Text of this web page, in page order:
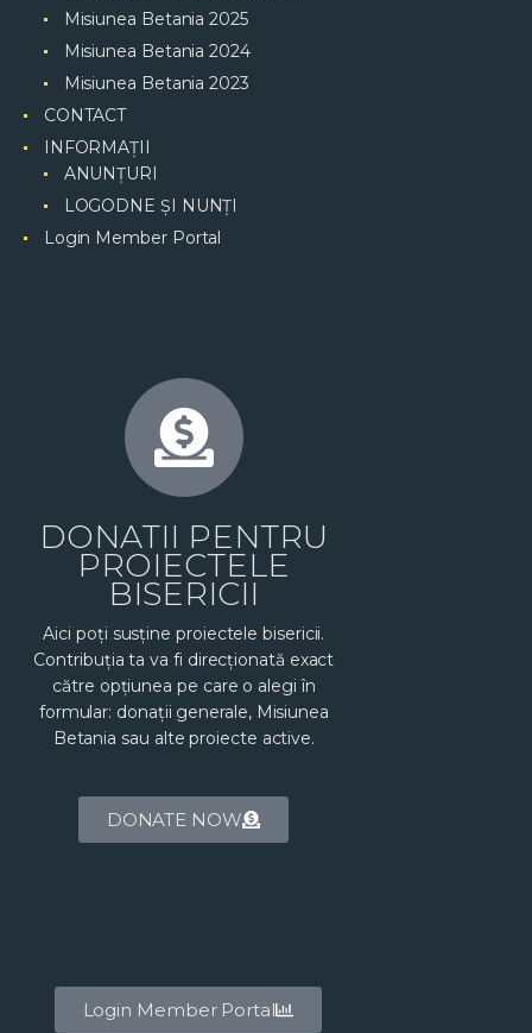
Misiunea Betania 2025
Misiunea Betania 2024
Misiunea Betania 2023
CONTACT
INFORMAȚII
ANUNȚURI
LOGODNE ȘI NUNȚI
Login Member Portal
DONATII PENTRU
PROIECTELE
BISERICII
Aici poți susține proiectele bisericii.
Contribuția ta va fi direcționată exact
către opțiunea pe care o alegi în
formular: donații generale, Misiunea
Betania sau alte proiecte active.
DONATE NOW
Login Member Portal